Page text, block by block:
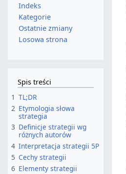
Indeks
Kategorie
Ostatnie zmiany
Losowa strona
Spis treści
1 TL;DR
2 Etymologia słowa
strategia
3 Definicje strategii wg
różnych autorów
4 Interpretacja strategii 5P
5 Cechy strategii
6 Elementy strategii